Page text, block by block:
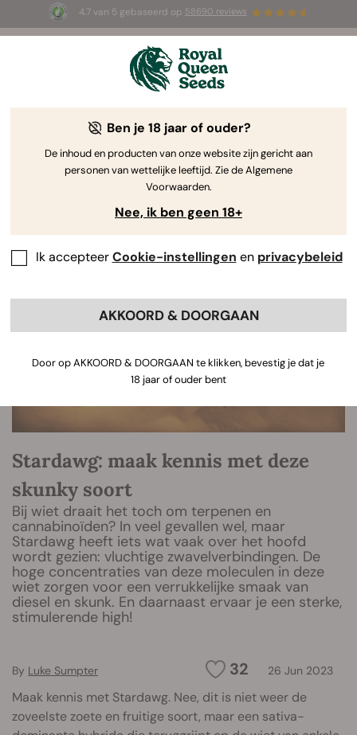
4.7 van 5 gebaseerd op 58690 reviews
3 White Widow Auto zaadjesGRATIS voor de
The RQS Blog
Cannabis Lifestyle Blogs
Stardawg: maak kennis met deze
skunky soort
Bij wiet draait het toch om terpenen en
cannabinoïden? In veel gevallen wel, maar
Stardawg heeft iets wat vaak over het hoofd
wordt gezien: vluchtige zwavelverbindingen. De
hoge concentraties van deze moleculen in deze
wiet zorgen voor een verrukkelijke smaak van
diesel en skunk. En daarnaast ervaar je een sterke,
stimulerende high!
32 26 Jun 2023
By Luke Sumpter
Maak kennis met Stardawg. Nee, dit is niet weer de
zoveelste zoete en fruitige soort, maar een sativa-
Ben je 18 jaar of ouder?
De inhoud en producten van onze website zijn gericht aan
personen van wettelijke leeftijd. Zie de Algemene
Voorwaarden.
Nee, ik ben geen 18+
Ik accepteerCookie-instellingen en privacybeleid
AKKOORD & DOORGAAN
Door op AKKOORD & DOORGAAN te klikken, bevestig je dat je
18 jaar of ouder bent